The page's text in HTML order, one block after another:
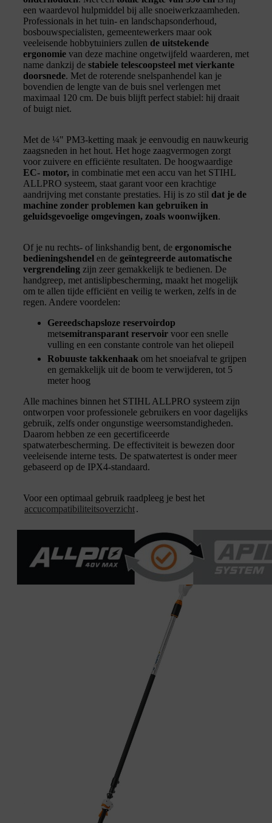
een waardevol hulpmiddel bij alle snoeiwerkzaamheden.
Professionals in het tuin- en landschapsonderhoud,
bosbouwspecialisten, gemeentewerkers maar ook
veeleisende hobbytuiniers zullen de uitstekende
ergonomie van deze machine ongetwijfeld waarderen, met
name dankzij de stabiele telescoopsteel met vierkante
doorsnede. Met de roterende snelspanhendel kan je
bovendien de lengte van de buis snel verlengen met
maximaal 120 cm. De buis blijft perfect stabiel: hij draait
of buigt niet.
Met de ¼" PM3-ketting maak je eenvoudig en nauwkeurig
zaagsneden in het hout. Het hoge zaagvermogen zorgt
voor zuivere en efficiënte resultaten. De hoogwaardige
EC‑ motor, in combinatie met een accu van het STIHL
ALLPRO systeem, staat garant voor een krachtige
aandrijving met constante prestaties. Hij is zo stil dat je de
machine zonder problemen kan gebruiken in
geluidsgevoelige omgevingen, zoals woonwijken.
Of je nu rechts- of linkshandig bent, de ergonomische
bedieningshendel en de geïntegreerde automatische
vergrendeling zijn zeer gemakkelijk te bedienen. De
handgreep, met antislipbescherming, maakt het mogelijk
om te allen tijde efficiënt en veilig te werken, zelfs in de
regen. Andere voordelen:
Gereedschapsloze reservoirdop
metsemitransparant reservoir voor een snelle
vulling en een constante controle van het oliepeil
Robuuste takkenhaak om het snoeiafval te grijpen
en gemakkelijk uit de boom te verwijderen, tot 5
meter hoog
Alle machines binnen het STIHL ALLPRO systeem zijn
ontworpen voor professionele gebruikers en voor dagelijks
gebruik, zelfs onder ongunstige weersomstandigheden.
Daarom hebben ze een gecertificeerde
spatwaterbescherming. De effectiviteit is bewezen door
veeleisende interne tests. De spatwatertest is onder meer
gebaseerd op de IPX4-standaard.
Voor een optimaal gebruik raadpleeg je best het
accucompatibiliteitsoverzicht.